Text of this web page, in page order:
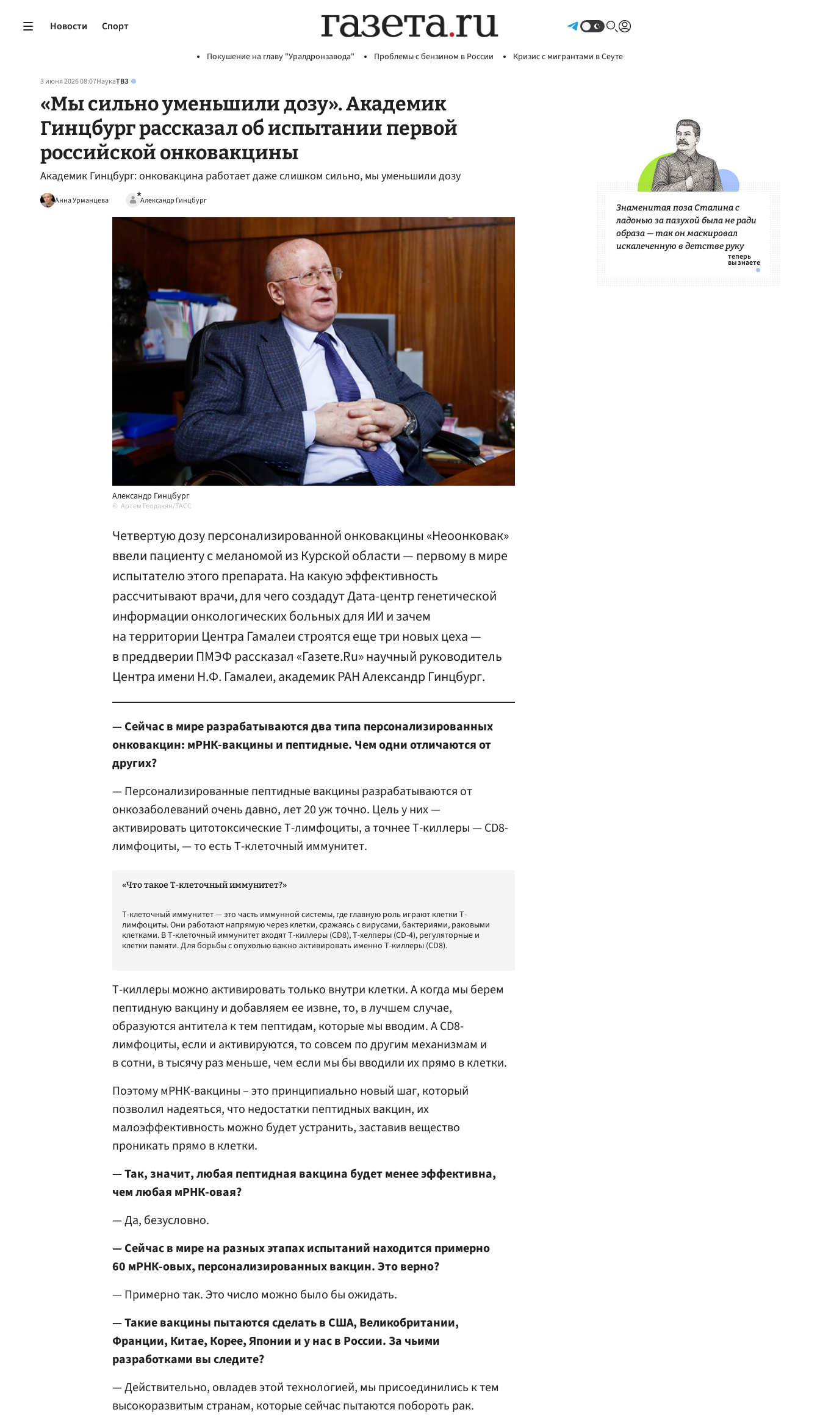
Новости Спорт
Покушение на главу "Уралдронзавода" Проблемы с бензином в России Кризис с мигрантами в Сеуте
3 июня 2026 08:07НаукаТВЗ
«Мы сильно уменьшили дозу». Академик
Гинцбург рассказал об испытании первой
российской онковакцины
Академик Гинцбург: онковакцина работает даже слишком сильно, мы уменьшили дозу
Анна Урманцева Александр Гинцбург
Александр Гинцбург
Артем Геодакян/ТАСС
Четвертую дозу персонализированной онковакцины «Неоонковак»
ввели пациенту с меланомой из Курской области — первому в мире
испытателю этого препарата. На какую эффективность
рассчитывают врачи, для чего создадут Дата-центр генетической
информации онкологических больных для ИИ и зачем
на территории Центра Гамалеи строятся еще три новых цеха —
в преддверии ПМЭФ рассказал «Газете.Ru» научный руководитель
Центра имени Н.Ф. Гамалеи, академик РАН Александр Гинцбург.
— Сейчас в мире разрабатываются два типа персонализированных
онковакцин: мРНК-вакцины и пептидные. Чем одни отличаются от
других?
— Персонализированные пептидные вакцины разрабатываются от
онкозаболеваний очень давно, лет 20 уж точно. Цель у них —
активировать цитотоксические Т-лимфоциты, а точнее Т-киллеры — СD8-
лимфоциты, — то есть Т-клеточный иммунитет.
«Что такое Т-клеточный иммунитет?»
Т-клеточный иммунитет — это часть иммунной системы, где главную роль играют клетки Т-
лимфоциты. Они работают напрямую через клетки, сражаясь с вирусами, бактериями, раковыми
клетками. В Т-клеточный иммунитет входят Т-киллеры (СD8), Т-хелперы (СD-4), регуляторные и
клетки памяти. Для борьбы с опухолью важно активировать именно Т-киллеры (СD8).
Т-киллеры можно активировать только внутри клетки. А когда мы берем
пептидную вакцину и добавляем ее извне, то, в лучшем случае,
образуются антитела к тем пептидам, которые мы вводим. А CD8-
лимфоциты, если и активируются, то совсем по другим механизмам и
в сотни, в тысячу раз меньше, чем если мы бы вводили их прямо в клетки.
Поэтому мРНК-вакцины – это принципиально новый шаг, который
позволил надеяться, что недостатки пептидных вакцин, их
малоэффективность можно будет устранить, заставив вещество
проникать прямо в клетки.
— Так, значит, любая пептидная вакцина будет менее эффективна,
чем любая мРНК-овая?
— Да, безусловно.
— Сейчас в мире на разных этапах испытаний находится примерно
60 мРНК-овых, персонализированных вакцин. Это верно?
— Примерно так. Это число можно было бы ожидать.
— Такие вакцины пытаются сделать в США, Великобритании,
Франции, Китае, Корее, Японии и у нас в России. За чьими
разработками вы следите?
— Действительно, овладев этой технологией, мы присоединились к тем
высокоразвитым странам, которые сейчас пытаются побороть рак.
Знаменитая поза Сталина с
ладонью за пазухой была не ради
образа — так он маскировал
искалеченную в детстве руку